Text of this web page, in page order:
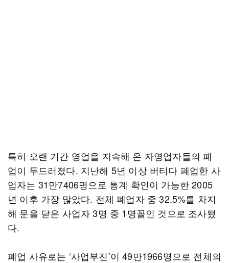
특히 오랜 기간 영업을 지속해 온 자영업자들의 폐
업이 두드러졌다. 지난해 5년 이상 버티다 폐업한 사
업자는 31만7406명으로 통계 확인이 가능한 2005
년 이후 가장 많았다. 전체 폐업자 중 32.5%를 차지
해 문을 닫은 사업자 3명 중 1명꼴인 것으로 조사됐
다.
폐업 사유로는 ‘사업부진’이 49만1966명으로 전체의